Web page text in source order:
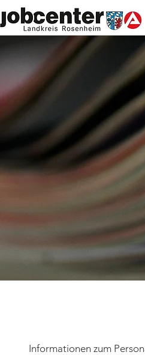
Informationen zum